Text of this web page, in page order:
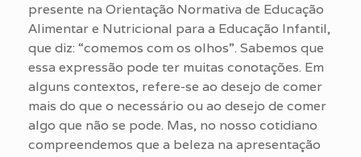
presente na Orientação Normativa de Educação
Alimentar e Nutricional para a Educação Infantil,
que diz: “comemos com os olhos”. Sabemos que
essa expressão pode ter muitas conotações. Em
alguns contextos, refere-se ao desejo de comer
mais do que o necessário ou ao desejo de comer
algo que não se pode. Mas, no nosso cotidiano
compreendemos que a beleza na apresentação